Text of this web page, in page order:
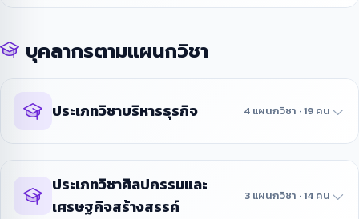
บุคลากรตามแผนกวิชา
ประเภทวิชาบริหารธุรกิจ 4 แผนกวิชา · 19 คน
ประเภทวิชาศิลปกรรมและ
เศรษฐกิจสร้างสรรค์
3 แผนกวิชา · 14 คน